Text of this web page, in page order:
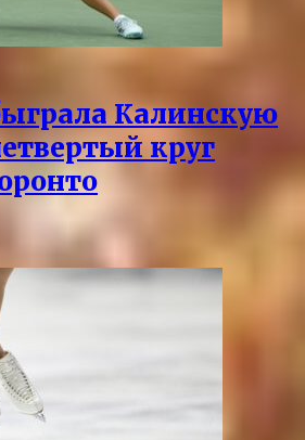
Калинскую
круг